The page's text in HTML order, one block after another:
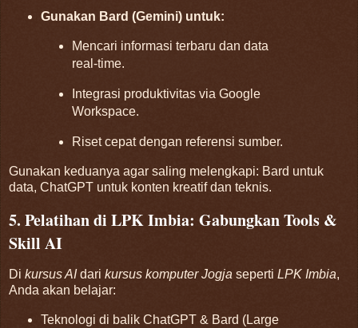
Gunakan Bard (Gemini) untuk:
Mencari informasi terbaru dan data
real-time.
Integrasi produktivitas via Google
Workspace.
Riset cepat dengan referensi sumber.
Gunakan keduanya agar saling melengkapi: Bard untuk
data, ChatGPT untuk konten kreatif dan teknis.
5. Pelatihan di LPK Imbia: Gabungkan Tools &
Skill AI
Di kursus AI dari kursus komputer Jogja seperti LPK Imbia,
Anda akan belajar:
Teknologi di balik ChatGPT & Bard (Large